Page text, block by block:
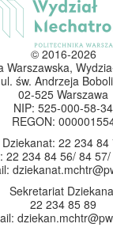
© 2016-2026
Warszawska,
ul. św. Andrzeja
02-525 Warszawa
NIP: 525-000-58-34
REGON:
Dziekanat: 22 234 84
22 234 84 56/ 84
Sekretariat
22 234 85 89